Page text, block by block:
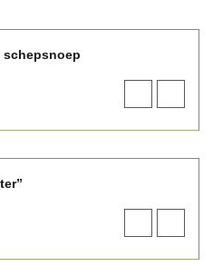
product
aan
winkelwagen
product
aan
winkelwagen